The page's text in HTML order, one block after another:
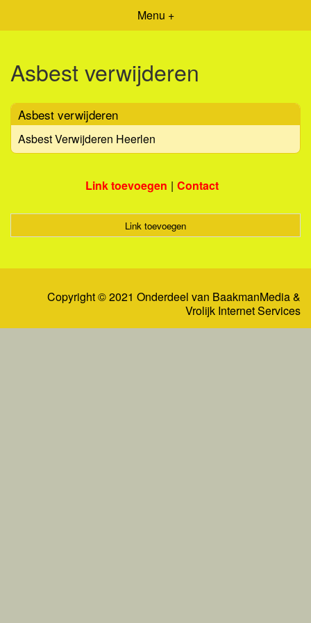
Menu +
Asbest verwijderen
Asbest verwijderen
Asbest Verwijderen Heerlen
Link toevoegen Contact
Link toevoegen
Copyright © 2021 Onderdeel van BaakmanMedia&
Vrolijk Internet Services